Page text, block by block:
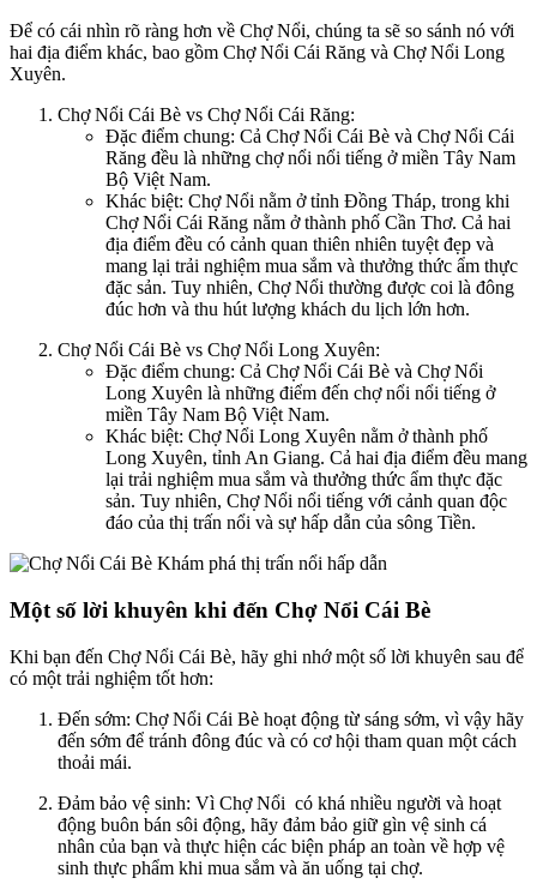
Để có cái nhìn rõ ràng hơn về Chợ Nổi, chúng ta sẽ so sánh nó với
hai địa điểm khác, bao gồm Chợ Nổi Cái Răng và Chợ Nổi Long
Xuyên.
Chợ Nổi Cái Bè vs Chợ Nổi Cái Răng:
Đặc điểm chung: Cả Chợ Nổi Cái Bè và Chợ Nổi Cái
Răng đều là những chợ nổi nổi tiếng ở miền Tây Nam
Bộ Việt Nam.
Khác biệt: Chợ Nổi nằm ở tỉnh Đồng Tháp, trong khi
Chợ Nổi Cái Răng nằm ở thành phố Cần Thơ. Cả hai
địa điểm đều có cảnh quan thiên nhiên tuyệt đẹp và
mang lại trải nghiệm mua sắm và thưởng thức ẩm thực
đặc sản. Tuy nhiên, Chợ Nổi thường được coi là đông
đúc hơn và thu hút lượng khách du lịch lớn hơn.
Chợ Nổi Cái Bè vs Chợ Nổi Long Xuyên:
Đặc điểm chung: Cả Chợ Nổi Cái Bè và Chợ Nổi
Long Xuyên là những điểm đến chợ nổi nổi tiếng ở
miền Tây Nam Bộ Việt Nam.
Khác biệt: Chợ Nổi Long Xuyên nằm ở thành phố
Long Xuyên, tỉnh An Giang. Cả hai địa điểm đều mang
lại trải nghiệm mua sắm và thưởng thức ẩm thực đặc
sản. Tuy nhiên, Chợ Nổi nổi tiếng với cảnh quan độc
đáo của thị trấn nổi và sự hấp dẫn của sông Tiền.
Một số lời khuyên khi đến Chợ Nổi Cái Bè
Khi bạn đến Chợ Nổi Cái Bè, hãy ghi nhớ một số lời khuyên sau để
có một trải nghiệm tốt hơn:
Đến sớm: Chợ Nổi Cái Bè hoạt động từ sáng sớm, vì vậy hãy
đến sớm để tránh đông đúc và có cơ hội tham quan một cách
thoải mái.
Đảm bảo vệ sinh: Vì Chợ Nổi có khá nhiều người và hoạt
động buôn bán sôi động, hãy đảm bảo giữ gìn vệ sinh cá
nhân của bạn và thực hiện các biện pháp an toàn về hợp vệ
sinh thực phẩm khi mua sắm và ăn uống tại chợ.